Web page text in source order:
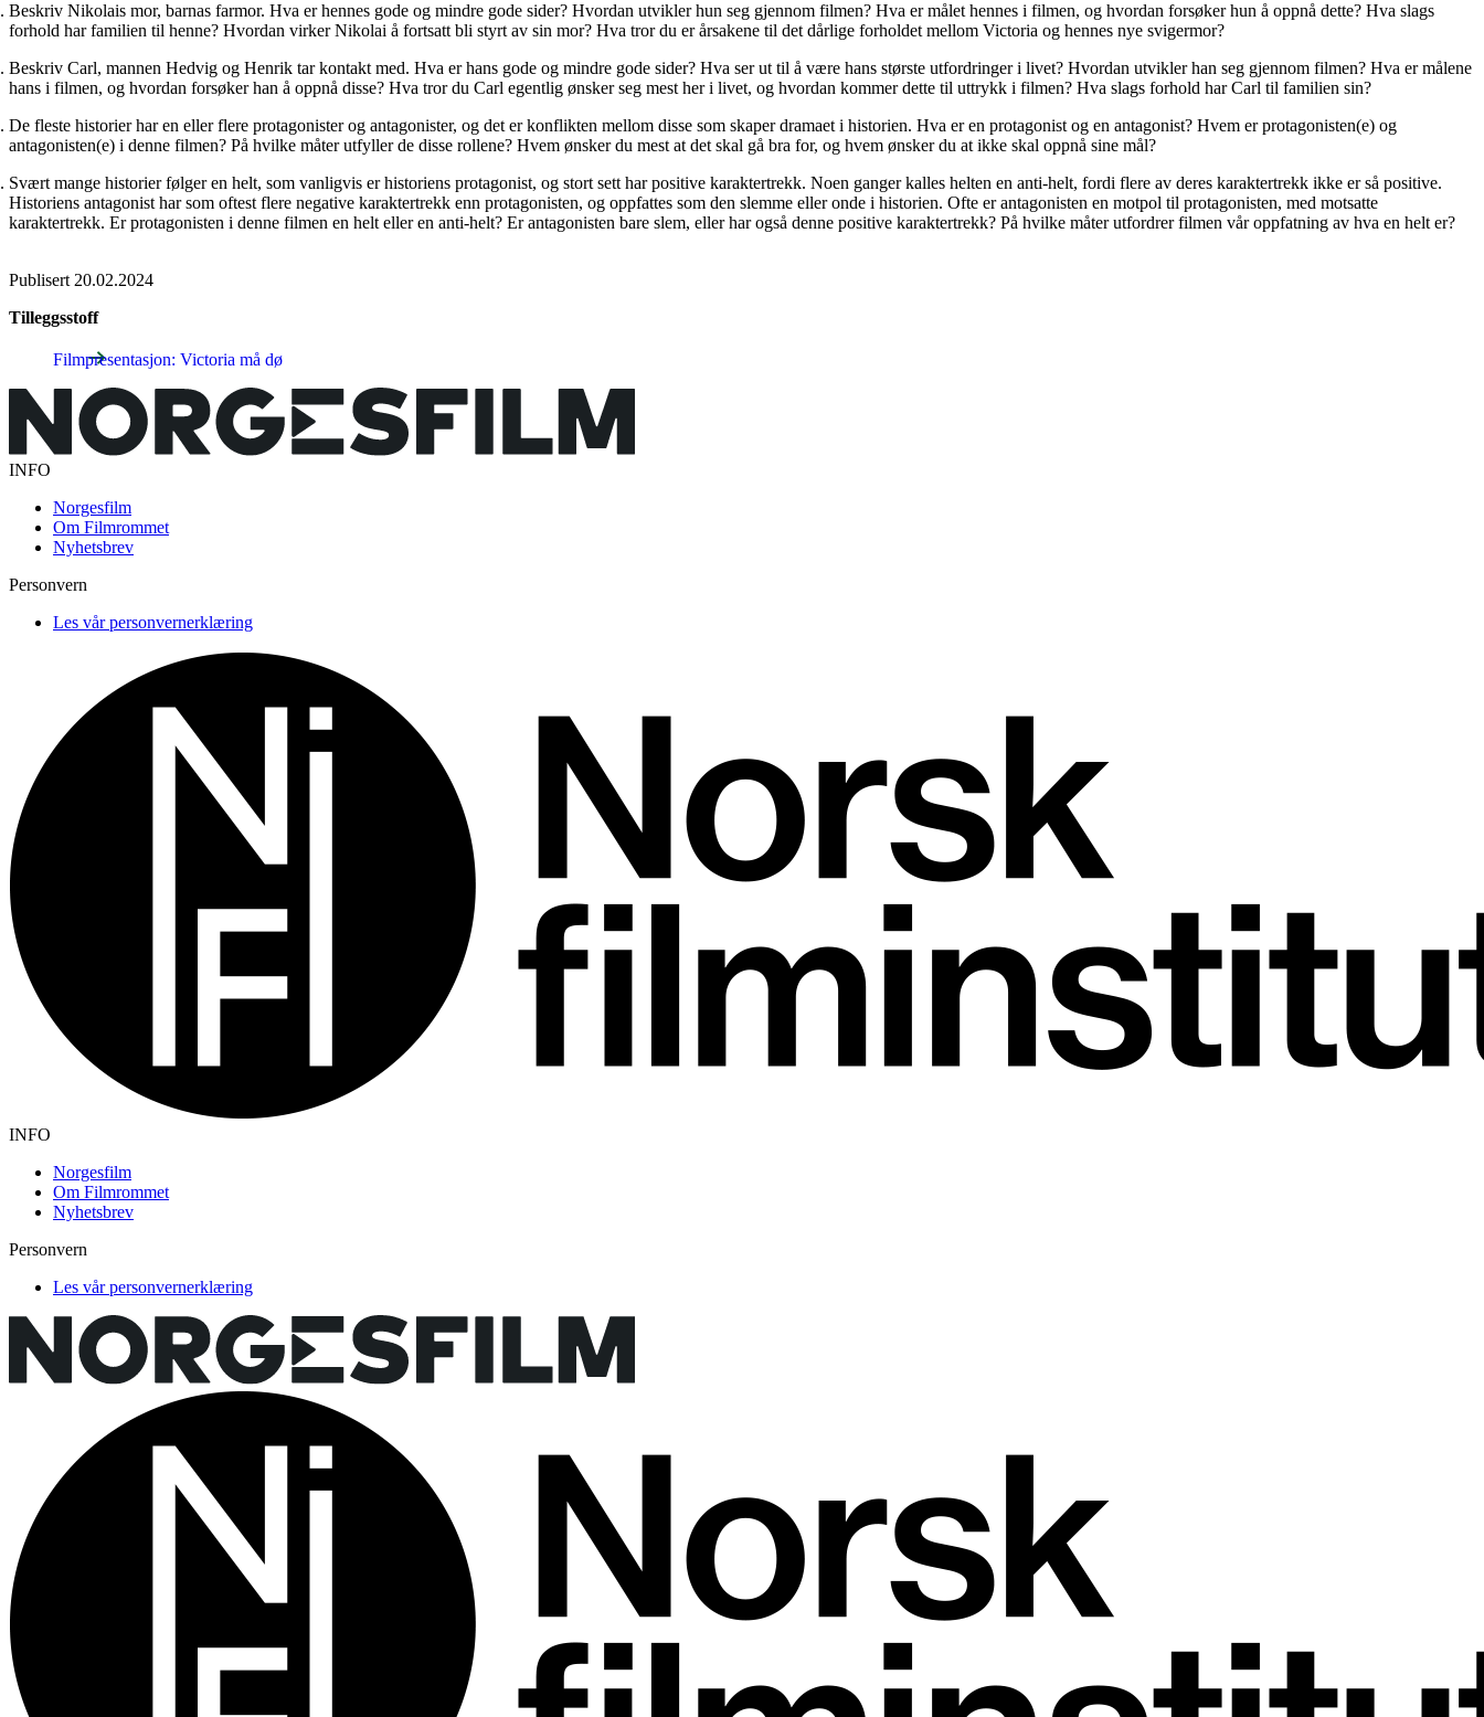
Beskriv Nikolais mor, barnas farmor. Hva er hennes gode og mindre gode sider? Hvordan utvikler hun seg gjennom filmen? Hva er målet hennes i filmen, og hvordan forsøker hun å oppnå dette? Hva slags
forhold har familien til henne? Hvordan virker Nikolai å fortsatt bli styrt av sin mor? Hva tror du er årsakene til det dårlige forholdet mellom Victoria og hennes nye svigermor?
Beskriv Carl, mannen Hedvig og Henrik tar kontakt med. Hva er hans gode og mindre gode sider? Hva ser ut til å være hans største utfordringer i livet? Hvordan utvikler han seg gjennom filmen? Hva er målene
hans i filmen, og hvordan forsøker han å oppnå disse? Hva tror du Carl egentlig ønsker seg mest her i livet, og hvordan kommer dette til uttrykk i filmen? Hva slags forhold har Carl til familien sin?
De fleste historier har en eller flere protagonister og antagonister, og det er konflikten mellom disse som skaper dramaet i historien. Hva er en protagonist og en antagonist? Hvem er protagonisten(e) og
antagonisten(e) i denne filmen? På hvilke måter utfyller de disse rollene? Hvem ønsker du mest at det skal gå bra for, og hvem ønsker du at ikke skal oppnå sine mål?
Svært mange historier følger en helt, som vanligvis er historiens protagonist, og stort sett har positive karaktertrekk. Noen ganger kalles helten en anti-helt, fordi flere av deres karaktertrekk ikke er så positive.
Historiens antagonist har som oftest flere negative karaktertrekk enn protagonisten, og oppfattes som den slemme eller onde i historien. Ofte er antagonisten en motpol til protagonisten, med motsatte
karaktertrekk. Er protagonisten i denne filmen en helt eller en anti-helt? Er antagonisten bare slem, eller har også denne positive karaktertrekk? På hvilke måter utfordrer filmen vår oppfatning av hva en helt er?
Publisert 20.02.2024
Tilleggsstoff
Filmpresentasjon: Victoria må dø
INFO
Norgesfilm
Om Filmrommet
Nyhetsbrev
Personvern
Les vår personvernerklæring
INFO
Norgesfilm
Om Filmrommet
Nyhetsbrev
Personvern
Les vår personvernerklæring